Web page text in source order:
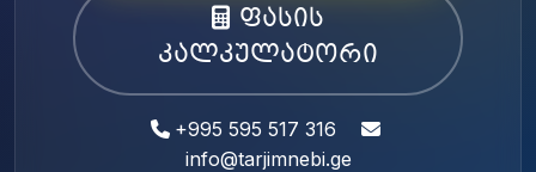
ფასის
კალკულატორი
+995 595 517 316
info@tarjimnebi.ge